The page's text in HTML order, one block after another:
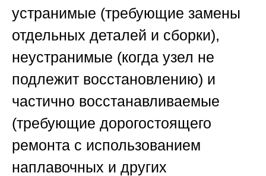
устранимые (требующие замены
отдельных деталей и сборки),
неустранимые (когда узел не
подлежит восстановлению) и
частично восстанавливаемые
(требующие дорогостоящего
ремонта с использованием
наплавочных и других